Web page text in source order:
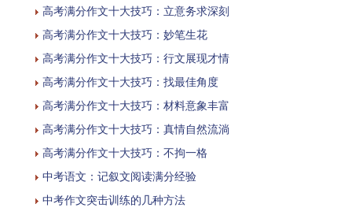
高考满分作文十大技巧：立意务求深刻
高考满分作文十大技巧：妙笔生花
高考满分作文十大技巧：行文展现才情
高考满分作文十大技巧：找最佳角度
高考满分作文十大技巧：材料意象丰富
高考满分作文十大技巧：真情自然流淌
高考满分作文十大技巧：不拘一格
中考语文：记叙文阅读满分经验
中考作文突击训练的几种方法